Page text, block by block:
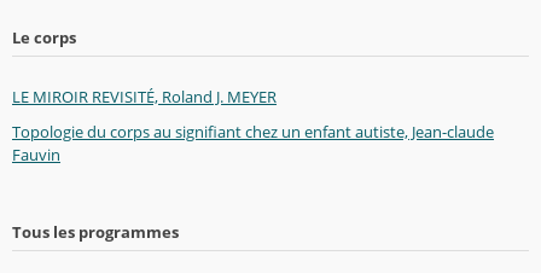
Le corps
LE MIROIR REVISITÉ, Roland J. MEYER
Topologie du corps au signifiant chez un enfant autiste, Jean-claude
Fauvin
Tous les programmes